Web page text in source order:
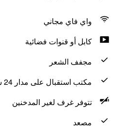
واي فاي مجاني
كابل أو قنوات فضائية
مجفف الشعر
مكتب استقبال على مدار 24 ساعة
تتوفر غرف لغير المدخنين
مصعد